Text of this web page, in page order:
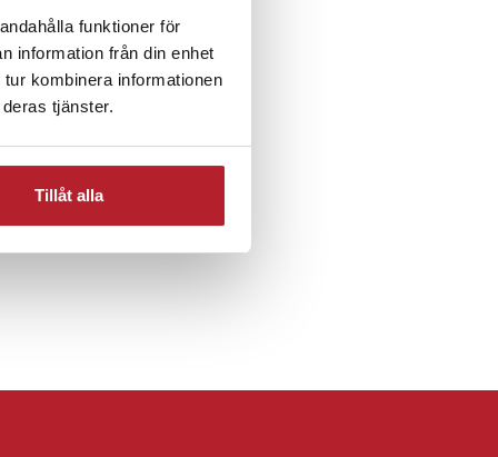
funktioner för
information från din enhet
kombinera informationen
tjänster.
Tillåt alla
Powerbanks